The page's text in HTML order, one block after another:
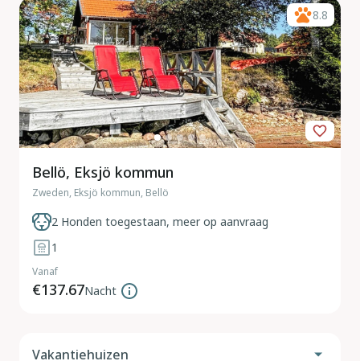
8.8
Bellö, Eksjö kommun
Zweden, Eksjö kommun, Bellö
2 Honden toegestaan, meer op aanvraag
1
Vanaf
€137.67Nacht
Vakantiehuizen